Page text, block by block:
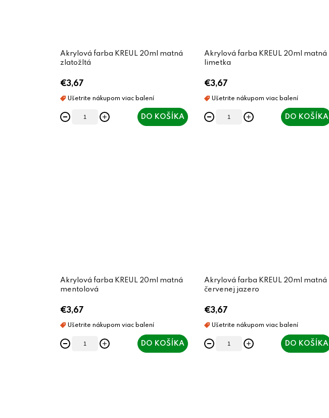
Akrylová farba KREUL 20ml matná
zlatožltá
€3,67
DO KOŠÍKA
Akrylová farba KREUL 20ml matná
limetka
€3,67
DO KOŠÍKA
Akrylová farba KREUL 20ml matná
mentolová
€3,67
DO KOŠÍKA
Akrylová farba KREUL 20ml matná
červenej jazero
€3,67
DO KOŠÍKA